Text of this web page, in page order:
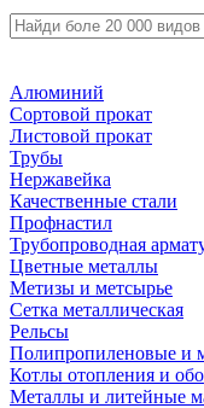
Алюминий
Сортовой прокат
Листовой прокат
Трубы
Нержавейка
Качественные стали
Профнастил
Трубопроводная
Цветные металлы
Метизы и метсырье
Сетка металлическая
Рельсы
Полипропиленовые и
Котлы отопления и
Металлы и литейные